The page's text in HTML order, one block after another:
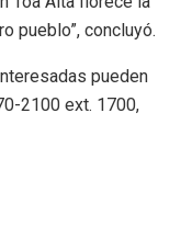
pueblo”, concluyó.
pueden
2100 ext. 1700,